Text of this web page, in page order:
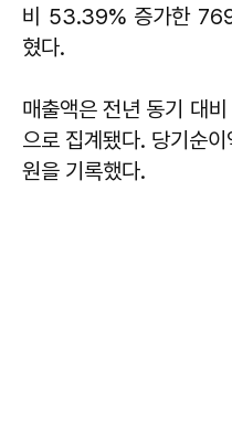
비 53.39% 증가한
혔다.
매출액은 전년 동기 대
으로 집계됐다. 당기순
원을 기록했다.